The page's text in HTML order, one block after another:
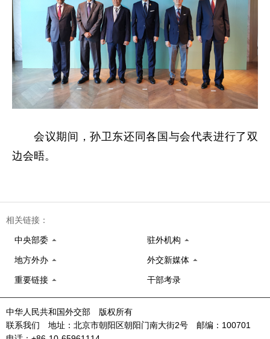
会议期间，孙卫东还同各国与会代表进行了双
边会晤。
相关链接：
中央部委 驻外机构
地方外办 外交新媒体
重要链接 干部考录
中华人民共和国外交部 版权所有
联系我们 地址：北京市朝阳区朝阳门南大街2号 邮编：100701